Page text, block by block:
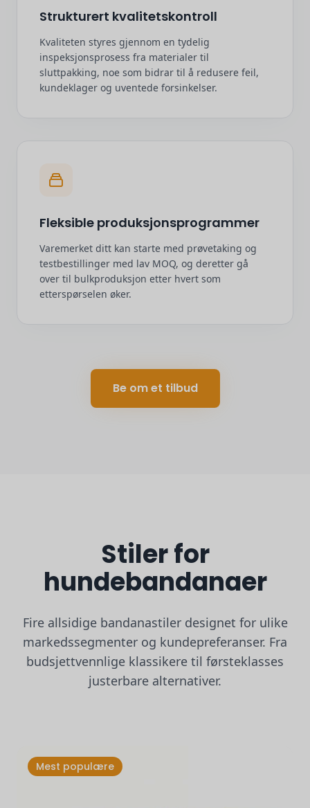
Strukturert kvalitetskontroll
Kvaliteten styres gjennom en tydelig
inspeksjonsprosess fra materialer til
sluttpakking, noe som bidrar til å redusere feil,
kundeklager og uventede forsinkelser.
Fleksible produksjonsprogrammer
Varemerket ditt kan starte med prøvetaking og
testbestillinger med lav MOQ, og deretter gå
over til bulkproduksjon etter hvert som
etterspørselen øker.
Be om et tilbud
Stiler for
hundebandanaer
Fire allsidige bandanastiler designet for ulike
markedssegmenter og kundepreferanser. Fra
budsjettvennlige klassikere til førsteklasses
justerbare alternativer.
Mest populære